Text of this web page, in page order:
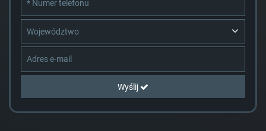
Województwo
Wyślij